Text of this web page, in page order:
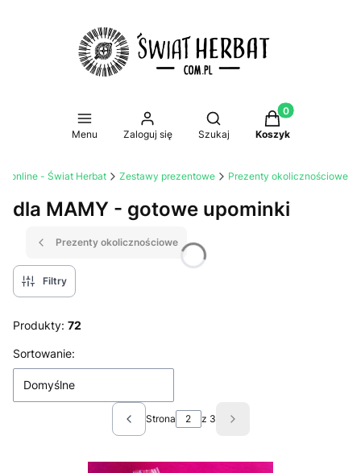
Menu Zaloguj się
Otwórz wyszukiwarkę
Szukaj
Produkty w
Koszyk
online - Świat Herbat Zestawy prezentowe Prezenty okolicznościowe
dla MAMY - gotowe upominki
Prezenty okolicznościowe
Filtry
Produkty: 72
Lista produktów
Sortowanie:
Domyślne
Poprzednie produkty
Strona z 3 Następne produkty